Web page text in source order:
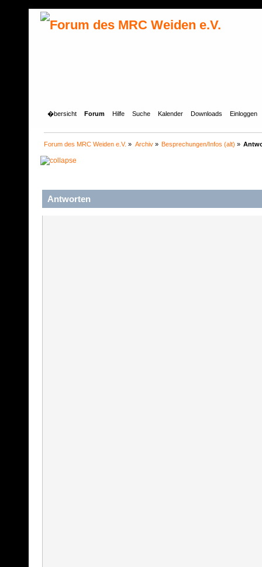
�bersicht Forum Hilfe Suche Kalender Downloads Einloggen
Forum des MRC Weiden e.V. » Archiv» Besprechungen/Infos (alt) »
Antworten